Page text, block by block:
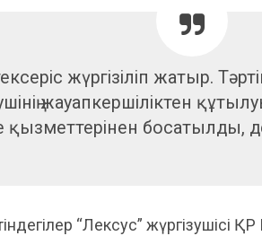
жүргізіліп жатыр.
жауапкершіліктен
қызметтерінен босатылды,
“Лексус” жүргізушісі